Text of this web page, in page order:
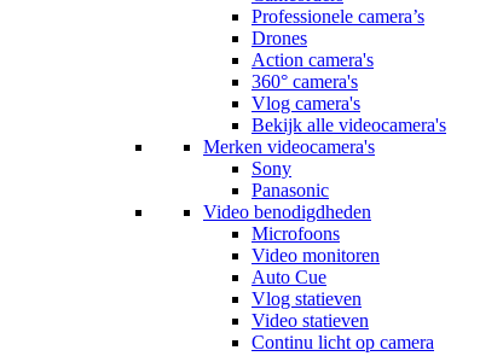
Professionele camera’s
Drones
Action camera's
360° camera's
Vlog camera's
Bekijk alle videocamera's
Merken videocamera's
Sony
Panasonic
Video benodigdheden
Microfoons
Video monitoren
Auto Cue
Vlog statieven
Video statieven
Continu licht op camera